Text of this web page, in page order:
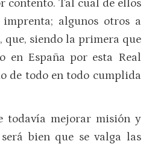
contento. Tal cual de ellos
algunos otros a
siendo la primera que
en España por esta Real
de todo en todo cumplida
todavía mejorar misión y
bien que se valga las